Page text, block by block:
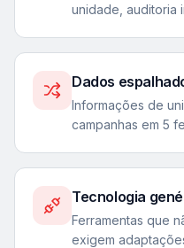
unidade, auditoria
Dados
Informações de
campanhas em 5
Tecnologia
Ferramentas que
exigem